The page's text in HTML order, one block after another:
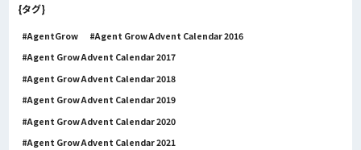
{タグ}
AgentGrow
Agent Grow Advent Calendar 2016
Agent Grow Advent Calendar 2017
Agent Grow Advent Calendar 2018
Agent Grow Advent Calendar 2019
Agent Grow Advent Calendar 2020
Agent Grow Advent Calendar 2021